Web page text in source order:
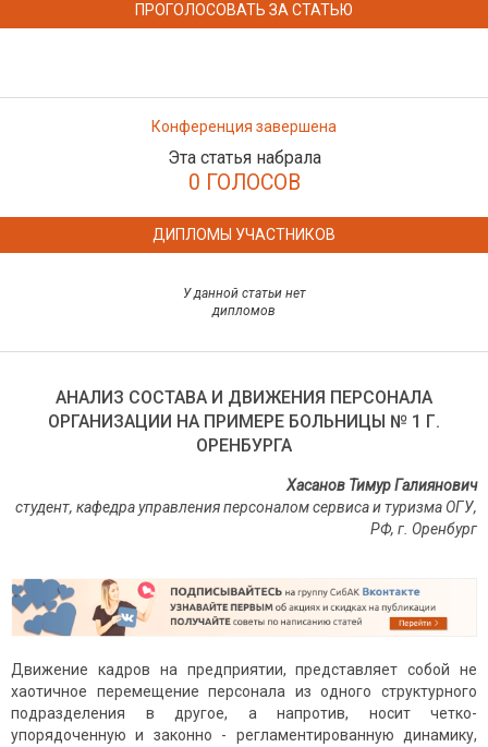
ПРОГОЛОСОВАТЬ ЗА СТАТЬЮ
Конференция завершена
Эта статья набрала
0 ГОЛОСОВ
ДИПЛОМЫ УЧАСТНИКОВ
У данной статьи нет
дипломов
АНАЛИЗ СОСТАВА И ДВИЖЕНИЯ ПЕРСОНАЛА
ОРГАНИЗАЦИИ НА ПРИМЕРЕ БОЛЬНИЦЫ № 1 Г.
ОРЕНБУРГА
Хасанов Тимур Галиянович
студент, кафедра управления персоналом сервиса и туризма ОГУ,
РФ, г. Оренбург
Движение кадров на предприятии, представляет собой не
хаотичное перемещение персонала из одного структурного
подразделения в другое, а напротив, носит четко-
упорядоченную и законно - регламентированную динамику,